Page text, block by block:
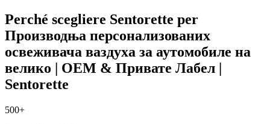
Perché scegliere Sentorette per
Производња персонализованих
освеживача ваздуха за аутомобиле на
велико | ОЕМ & Привате Лабел |
Sentorette
500+